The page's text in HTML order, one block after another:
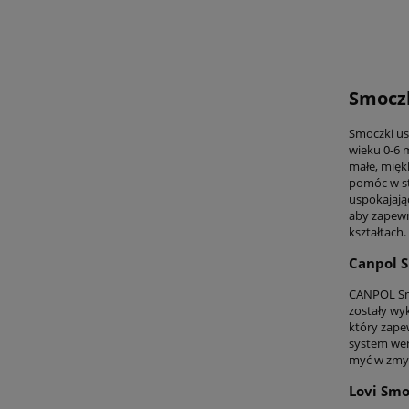
Smoczki
wieku 0-6
małe,
pomóc w
aby
kształtach.
Canpol
CANPOL
zostały
który
system
myć w
Lovi